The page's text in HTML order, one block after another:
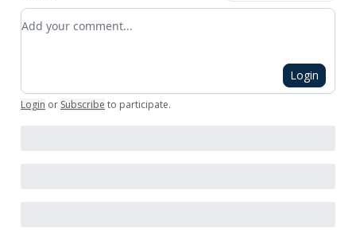
Add your comment
Login
Login or Subscribe to participate.